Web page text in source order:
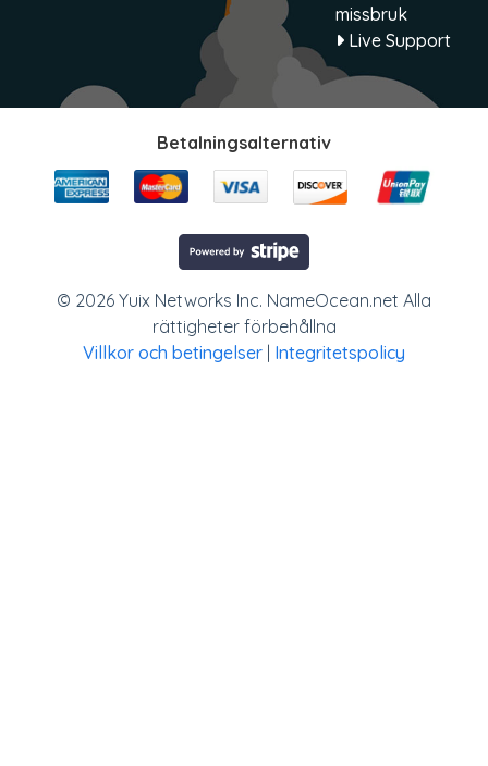
missbruk
Live Support
Betalningsalternativ
© 2026 Yuix Networks Inc. NameOcean.net Alla
rättigheter förbehållna
Villkor och betingelser | Integritetspolicy